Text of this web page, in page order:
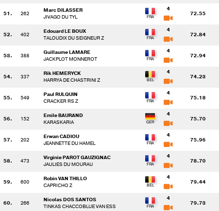
51. 262
Marc DILASSER
JIVAGO DU TYL
4
72.55
52. 402
Edouard LE BOUX
TALOUDIX DU SEIGNEUR Z
4
72.84
53. 388
Guillaume LAMARE
JACKPLOT MONNEROT
4
72.94
54. 337
Rik HEMERYCK
HARRYA DE CHASTRINI Z
4
74.23
55. 549
Paul RULQUIN
CRACKER RS Z
4
75.18
56. 152
Emile BAURAND
KARASKARIA
4
75.70
57. 202
Erwan CADIOU
JEANNETTE DU HAMEL
4
75.96
58. 473
Virginie PAROT GAUZIGNAC
JAULIES DU MOURAU
4
78.70
59. 600
Robin VAN THILLO
CAPRICHO Z
4
79.44
60. 266
Nicolas DOS SANTOS
TINKAS CHACCOBLUE VAN ESS
4
79.73